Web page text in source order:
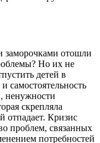
заморочками отошли
Но их не
детей в
самостоятельность
ненужности
скрепляла
отпадает. Кризис
проблем, связанных
потребностей